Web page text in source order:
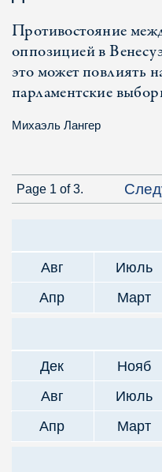
Противостояние
оппозицией в
это может повлиять
парламентские
Михаэль Лангер
Page 1 of 3.
Авг
Июль
Апр
Март
Дек
Нояб
Авг
Июль
Апр
Март